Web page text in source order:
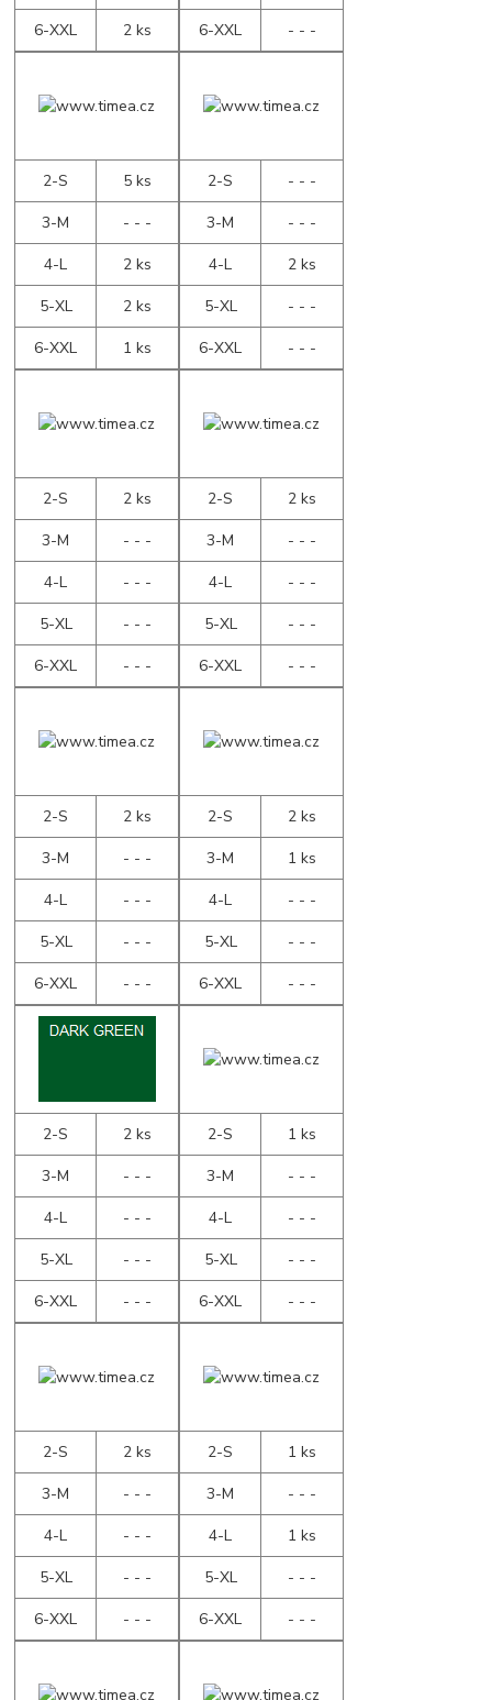
6-XXL 2 ks 6-XXL - - -
2-S
5 ks
3-M
- - -
4-L
2 ks
5-XL
2 ks
6-XXL
1 ks
2-S
- - -
3-M
- - -
4-L
2 ks
5-XL
- - -
6-XXL
- - -
2-S
2 ks
3-M
- - -
4-L
- - -
5-XL
- - -
6-XXL
- - -
2-S
2 ks
3-M
- - -
4-L
- - -
5-XL
- - -
6-XXL
- - -
2-S
2 ks
3-M
- - -
4-L
- - -
5-XL
- - -
6-XXL
- - -
2-S
2 ks
3-M
1 ks
4-L
- - -
5-XL
- - -
6-XXL
- - -
2-S
2 ks
3-M
- - -
4-L
- - -
5-XL
- - -
6-XXL
- - -
2-S
1 ks
3-M
- - -
4-L
- - -
5-XL
- - -
6-XXL
- - -
2-S
2 ks
3-M
- - -
4-L
- - -
5-XL
- - -
6-XXL
- - -
2-S
1 ks
3-M
- - -
4-L
1 ks
5-XL
- - -
6-XXL
- - -